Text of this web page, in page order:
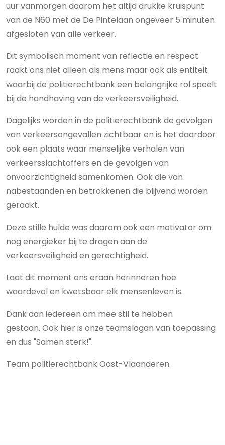
uur vanmorgen daarom het altijd drukke kruispunt
van de N60 met de De Pintelaan ongeveer 5 minuten
afgesloten van alle verkeer.
Dit symbolisch moment van reflectie en respect
raakt ons niet alleen als mens maar ook als entiteit
waarbij de politierechtbank een belangrijke rol speelt
bij de handhaving van de verkeersveiligheid.
Dagelijks worden in de politierechtbank de gevolgen
van verkeersongevallen zichtbaar en is het daardoor
ook een plaats waar menselijke verhalen van
verkeersslachtoffers en de gevolgen van
onvoorzichtigheid samenkomen. Ook die van
nabestaanden en betrokkenen die blijvend worden
geraakt.
Deze stille hulde was daarom ook een motivator om
nog energieker bij te dragen aan de
verkeersveiligheid en gerechtigheid.
Laat dit moment ons eraan herinneren hoe
waardevol en kwetsbaar elk mensenleven is.
Dank aan iedereen om mee stil te hebben
gestaan. Ook hier is onze teamslogan van toepassing
en dus "Samen sterk!".
Team politierechtbank Oost-Vlaanderen.